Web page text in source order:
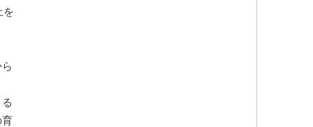
を
育